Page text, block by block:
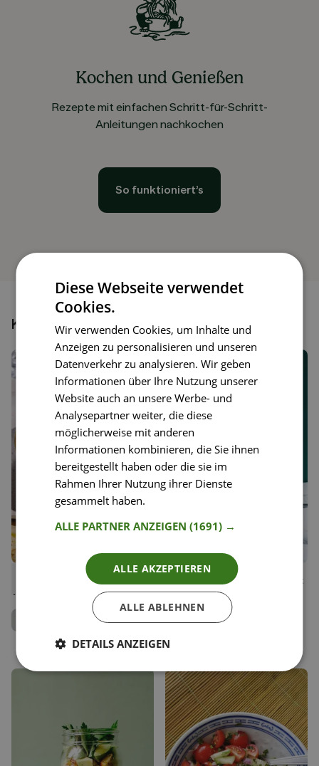
Kochen und Genießen
Rezepte mit einfachen Schritt-für-Schritt-
Anleitungen nachkochen
So funktioniert’s
Könnte dir auch gefallen
Speichern
Orientalisch geröstetes
Jenny Rose
Liken
Speichern
Kurkuma-Blumenkohlreis mit
Chili-Auberginen und
Granatapfel
Luisa Menn
Diese Webseite verwendet
Cookies.
Wir verwenden Cookies, um Inhalte und
Anzeigen zu personalisieren und unseren
Datenverkehr zu analysieren. Wir geben
Informationen über Ihre Nutzung unserer
Website auch an unsere Werbe- und
Analysepartner weiter, die diese
möglicherweise mit anderen
Informationen kombinieren, die Sie ihnen
bereitgestellt haben oder die sie im
Rahmen Ihrer Nutzung ihrer Dienste
gesammelt haben.
ALLE PARTNER ANZEIGEN(1691) →
ALLE AKZEPTIEREN
ALLE ABLEHNEN
DETAILS ANZEIGEN